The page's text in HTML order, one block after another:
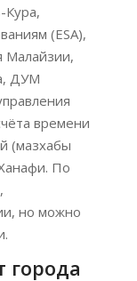
Кура,
(ESA),
Малайзии,
ДУМ
времени
(мазхабы
По
но можно
города